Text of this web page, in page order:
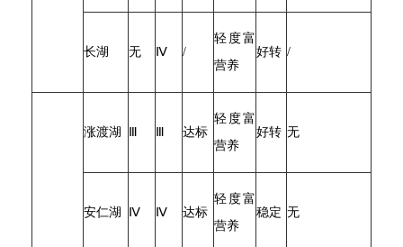
长湖 无 Ⅳ /
轻度富
营养
好转 /
涨渡湖 达标
轻度富
营养
好转 无
安仁湖 Ⅳ Ⅳ 达标
轻度富
营养
稳定 无